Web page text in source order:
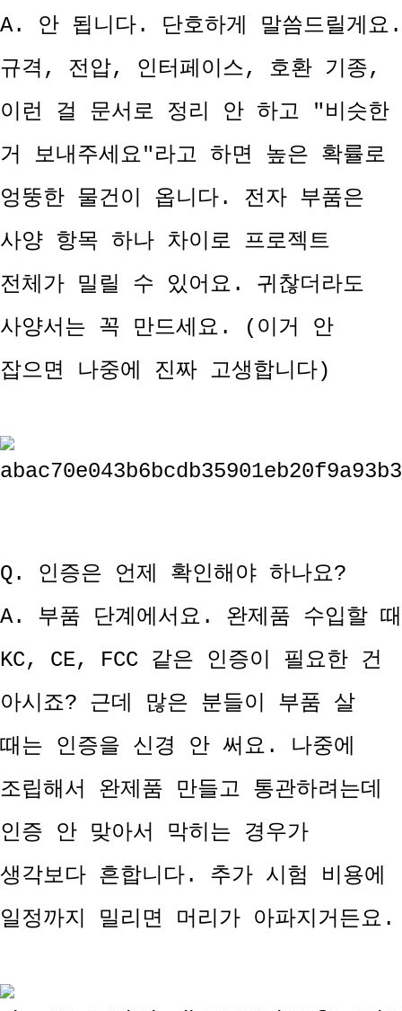
A. 안 됩니다. 단호하게 말씀드릴게요.
규격, 전압, 인터페이스, 호환 기종,
이런 걸 문서로 정리 안 하고 "비슷한
거 보내주세요"라고 하면 높은 확률로
엉뚱한 물건이 옵니다. 전자 부품은
사양 항목 하나 차이로 프로젝트
전체가 밀릴 수 있어요. 귀찮더라도
사양서는 꼭 만드세요. (이거 안
잡으면 나중에 진짜 고생합니다)
Q. 인증은 언제 확인해야 하나요?
A. 부품 단계에서요. 완제품 수입할 때
KC, CE, FCC 같은 인증이 필요한 건
아시죠? 근데 많은 분들이 부품 살
때는 인증을 신경 안 써요. 나중에
조립해서 완제품 만들고 통관하려는데
인증 안 맞아서 막히는 경우가
생각보다 흔합니다. 추가 시험 비용에
일정까지 밀리면 머리가 아파지거든요.